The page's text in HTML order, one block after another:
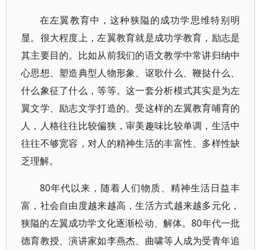
在左翼教育中，这种狭隘的成功学思维特别明
显。很大程度上，左翼教育就是成功学教育，励志是
其主要目的。比如从前我们的语文教学中常讲归纳中
心思想、塑造典型人物形象、讴歌什么、鞭挞什么、
什么象征了什么，等等。这一套分析模式其实是为左
翼文学、励志文学打造的。受这样的左翼教育哺育的
人，人格往往比较偏狭，审美趣味比较单调，生活中
往往不够宽容，对人的精神生活的丰富性、多样性缺
乏理解。
80年代以来，随着人们物质、精神生活日益丰
富，社会自由度越来越高，生活方式越来越多元化，
狭隘的左翼成功学文化逐渐松动、解体。80年代一批
德育教授、演讲家如李燕杰、曲啸等人成为受青年追